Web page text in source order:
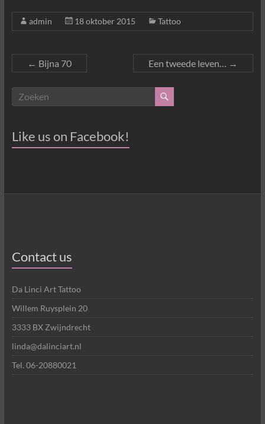
admin 18 oktober 2015 Tattoo
← Bijna 70 Een tweede leven… →
Like us on Facebook!
Contact us
Da Linci Art Tattoo
Willem Ruysplein 20
3333 BX Zwijndrecht
linda@dalinciart.nl
Tel. 06-20880021